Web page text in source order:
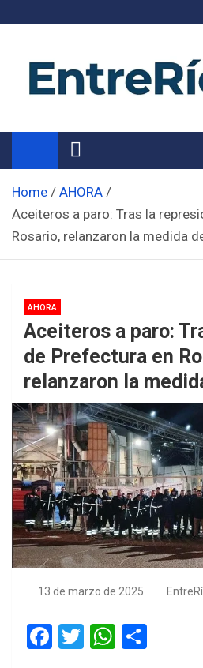
Noticias de Entre
Información de toda la provincia
Home
AHORA
Aceiteros a paro: Tras la
Rosario, relanzaron la medida
AHORA
Aceiteros a paro:
de Prefectura en
relanzaron la
13 de marzo de 2025
F
T
W